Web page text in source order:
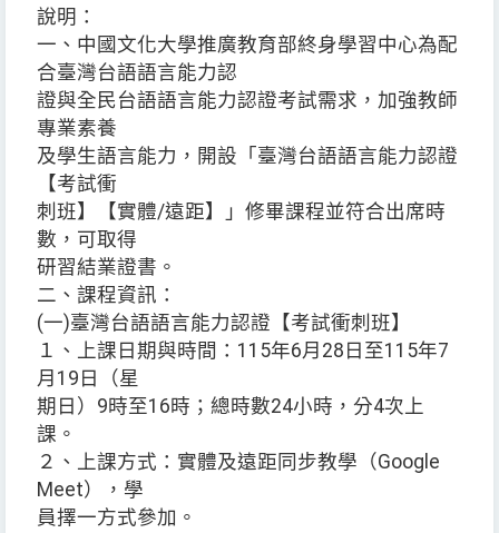
說明：
一、中國文化大學推廣教育部終身學習中心為配
合臺灣台語語言能力認
證與全民台語語言能力認證考試需求，加強教師
專業素養
及學生語言能力，開設「臺灣台語語言能力認證
【考試衝
刺班】【實體/遠距】」修畢課程並符合出席時
數，可取得
研習結業證書。
二、課程資訊：
(一)臺灣台語語言能力認證【考試衝刺班】
１、上課日期與時間：115年6月28日至115年7
月19日（星
期日）9時至16時；總時數24小時，分4次上
課。
２、上課方式：實體及遠距同步教學（Google
Meet），學
員擇一方式參加。